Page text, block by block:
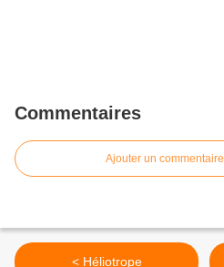
Commentaires
Ajouter un commentaire
< Héliotrope